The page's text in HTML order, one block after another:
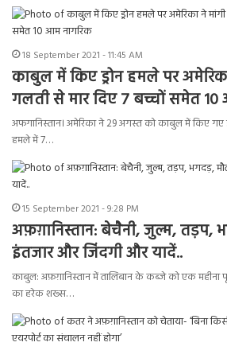
18 September 2021 - 11:45 AM
काबुल में किए ड्रोन हमले पर
गलती से मार दिए 7 बच्चों समेत
अफगानिस्तान। अमेरिका ने 29 अगस्त को काबुल में किए गए
हमले में 7…
15 September 2021 - 9:28 PM
अफ़ग़ानिस्तान: बेचैनी, जुल्म, तड़प,
इंतजार और जिंदगी और यादें..
काबुल: अफ़ग़ानिस्तान में तालिबान के कब्जे को एक महीना
का हरेक शख्स…